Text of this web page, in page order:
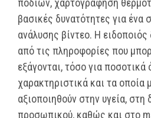
ποδιών, χαρτογράφηση
βασικές δυνατότητες για ένα
ανάλυσης βίντεο. Η
από τις πληροφορίες που
εξάγονται, τόσο για ποσοτικά
χαρακτηριστικά και τα οποία
αξιοποιηθούν στην υγεία, στη
προσωπικού, καθώς και στο